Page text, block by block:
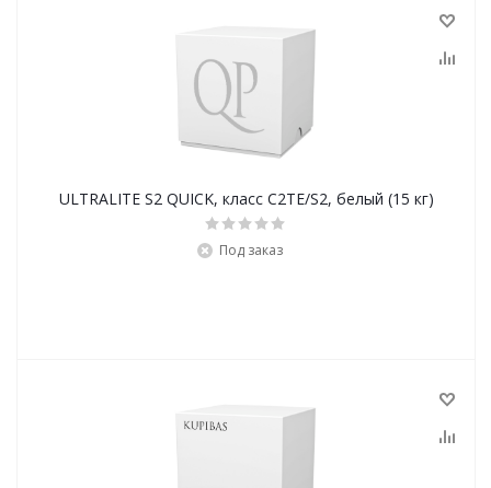
ULTRALITE S2 QUICK, класс С2ТЕ/S2, белый (15 кг)
Под заказ